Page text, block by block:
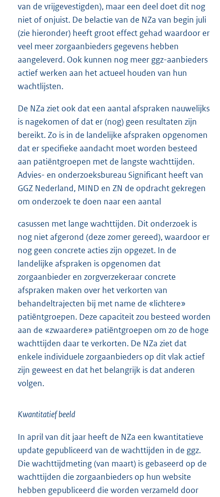
van de vrijgevestigden), maar een deel doet dit nog
niet of onjuist. De belactie van de NZa van begin juli
(zie hieronder) heeft groot effect gehad waardoor er
veel meer zorgaanbieders gegevens hebben
aangeleverd. Ook kunnen nog meer ggz-aanbieders
actief werken aan het actueel houden van hun
wachtlijsten.
De NZa ziet ook dat een aantal afspraken nauwelijks
is nagekomen of dat er (nog) geen resultaten zijn
bereikt. Zo is in de landelijke afspraken opgenomen
dat er specifieke aandacht moet worden besteed
aan patiëntgroepen met de langste wachttijden.
Advies- en onderzoeksbureau Significant heeft van
GGZ Nederland, MIND en ZN de opdracht gekregen
om onderzoek te doen naar een aantal
casussen met lange wachttijden. Dit onderzoek is
nog niet afgerond (deze zomer gereed), waardoor er
nog geen concrete acties zijn opgezet. In de
landelijke afspraken is opgenomen dat
zorgaanbieder en zorgverzekeraar concrete
afspraken maken over het verkorten van
behandeltrajecten bij met name de «lichtere»
patiëntgroepen. Deze capaciteit zou besteed worden
aan de «zwaardere» patiëntgroepen om zo de hoge
wachttijden daar te verkorten. De NZa ziet dat
enkele individuele zorgaanbieders op dit vlak actief
zijn geweest en dat het belangrijk is dat anderen
volgen.
Kwantitatief beeld
In april van dit jaar heeft de NZa een kwantitatieve
update gepubliceerd van de wachttijden in de ggz.
Die wachttijdmeting (van maart) is gebaseerd op de
wachttijden die zorgaanbieders op hun website
hebben gepubliceerd die worden verzameld door